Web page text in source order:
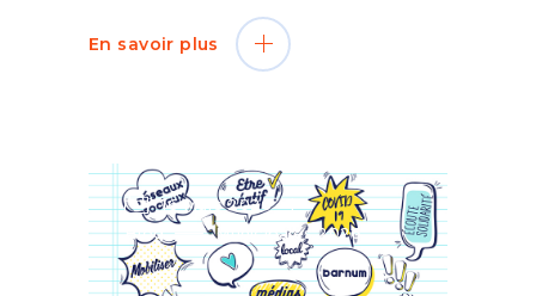
En savoir plus
16 Mars 2026
Blog
Municipales 2026